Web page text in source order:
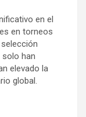
en el
en torneos
solo han
elevado la
global.